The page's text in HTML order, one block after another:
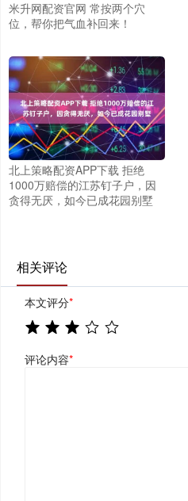
米升网配资官网 常按两个穴
位，帮你把气血补回来！
北上策略配资APP下载 拒绝
1000万赔偿的江苏钉子户，因
贪得无厌，如今已成花园别墅
相关评论
本文评分*
评论内容*